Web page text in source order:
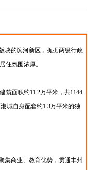
块的滨河新区，扼据两级行政
住氛围浓厚。
筑面积约11.2万平米，共1144
城自身配套约1.3万平米的独
集商业、教育优势，贯通丰州